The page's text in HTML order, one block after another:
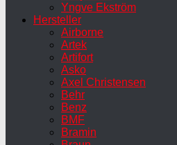
Yngve Ekström
Hersteller
Airborne
Artek
Artifort
Asko
Axel Christensen
Behr
Benz
BMF
Bramin